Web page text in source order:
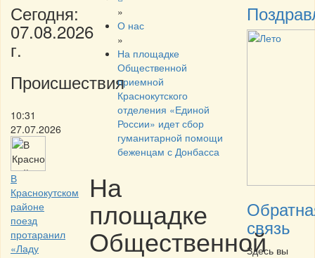
Сегодня:
07.08.2026
г.
Происшествия
10:31
27.07.2026
В
Краснокутском
районе
поезд
протаранил
«Ладу
»
О нас
»
На площадке
Общественной
приемной
Краснокутского
отделения «Единой
России» идет сбор
гуманитарной помощи
беженцам с Донбасса
На
площадке
Общественнойсвязь
Здесь вы